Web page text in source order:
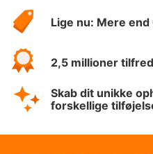
HotelSpecials
Lige nu: Mere
2,5 millioner
Skab dit unikke
forskellige